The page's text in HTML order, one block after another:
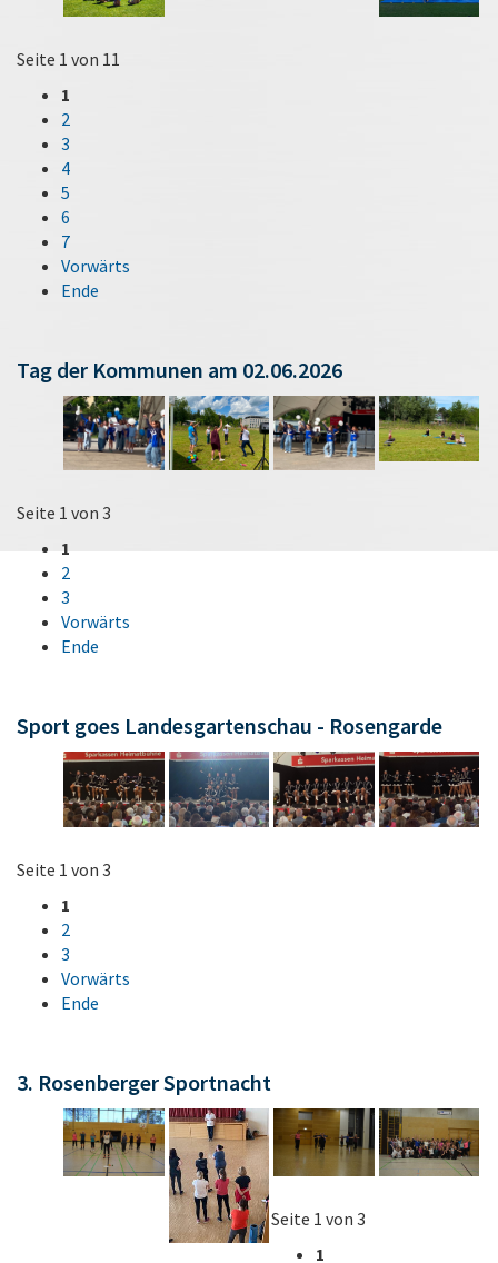
Seite 1 von 11
1
2
3
4
5
6
7
Vorwärts
Ende
Tag der Kommunen am 02.06.2026
Seite 1 von 3
1
2
3
Vorwärts
Ende
Sport goes Landesgartenschau - Rosengarde
Seite 1 von 3
1
2
3
Vorwärts
Ende
3. Rosenberger Sportnacht
Seite 1 von 3
1